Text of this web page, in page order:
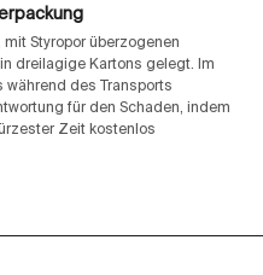
Styropor überzogenen
dreilagige Kartons gelegt. Im
während des Transports
für den Schaden, indem
Zeit kostenlos